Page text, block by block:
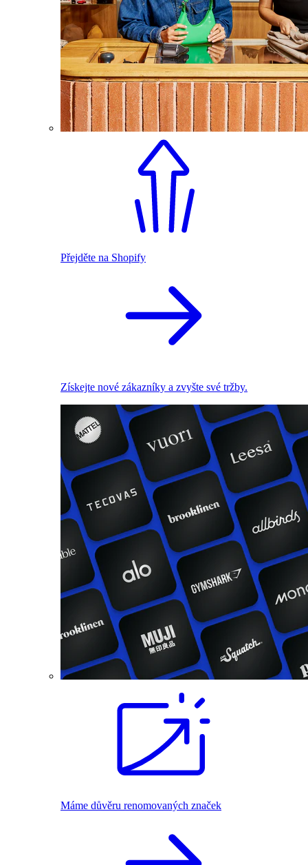
Přejděte na Shopify
Získejte nové zákazníky a zvyšte své tržby.
Máme důvěru renomovaných značek